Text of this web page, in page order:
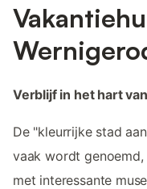
Verblijf in het hart
De "kleurrijke stad
vaak wordt
met interessante